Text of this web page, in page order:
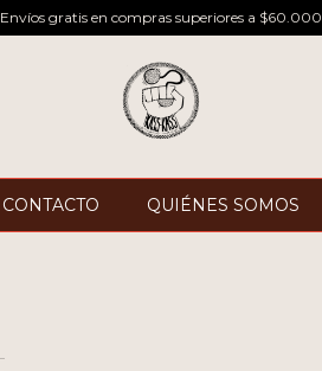
Envíos gratis en compras superiores a $60.000
CONTACTO QUIÉNES SOMOS